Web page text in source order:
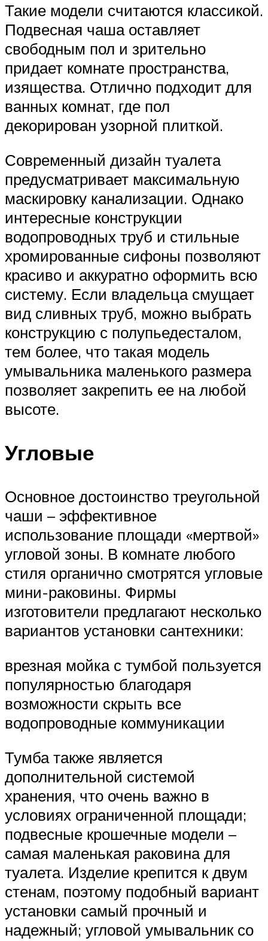
Такие модели считаются классикой.
Подвесная чаша оставляет
свободным пол и зрительно
придает комнате пространства,
изящества. Отлично подходит для
ванных комнат, где пол
декорирован узорной плиткой.
Современный дизайн туалета
предусматривает максимальную
маскировку канализации. Однако
интересные конструкции
водопроводных труб и стильные
хромированные сифоны позволяют
красиво и аккуратно оформить всю
систему. Если владельца смущает
вид сливных труб, можно выбрать
конструкцию с полупьедесталом,
тем более, что такая модель
умывальника маленького размера
позволяет закрепить ее на любой
высоте.
Угловые
Основное достоинство треугольной
чаши – эффективное
использование площади «мертвой»
угловой зоны. В комнате любого
стиля органично смотрятся угловые
мини-раковины. Фирмы
изготовители предлагают несколько
вариантов установки сантехники:
врезная мойка с тумбой пользуется
популярностью благодаря
возможности скрыть все
водопроводные коммуникации
Тумба также является
дополнительной системой
хранения, что очень важно в
условиях ограниченной площади;
подвесные крошечные модели –
самая маленькая раковина для
туалета. Изделие крепится к двум
стенам, поэтому подобный вариант
установки самый прочный и
надежный; угловой умывальник со